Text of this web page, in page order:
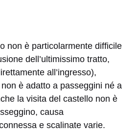
non è particolarmente difficile
dell’ultimissimo tratto,
all’ingresso),
è adatto a passeggini né a
la visita del castello non è
causa
e scalinate varie.